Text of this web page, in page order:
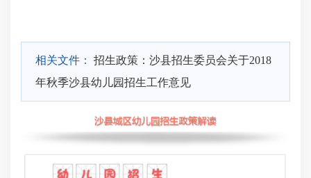
相关文件：
招生政策：沙县招生委员会关于2018
年秋季沙县幼儿园招生工作意见